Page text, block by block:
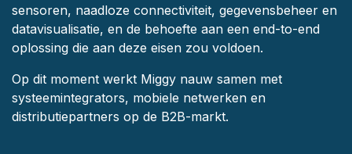
sensoren, naadloze connectiviteit, gegevensbeheer en
datavisualisatie, en de behoefte aan een end-to-end
oplossing die aan deze eisen zou voldoen.
Op dit moment werkt Miggy nauw samen met
systeemintegrators, mobiele netwerken en
distributiepartners op de B2B-markt.